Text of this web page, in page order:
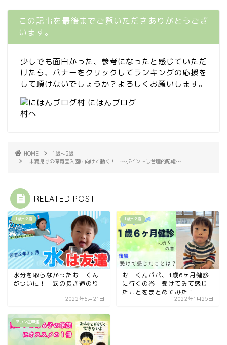
この記事を最後までご覧いただきありがとうござ
います。
少しでも面白かった、参考になったと感じていただ
けたら、バナーをクリックしてランキングの応援を
して頂けないでしょうか？よろしくお願いします。
HOME
1歳〜2歳
未満児での保育園入園に向けて動く！ 〜ポイントは合理的配慮〜
RELATED POST
1歳〜2歳
水分を取らなかったおーくん
がついに！ 涙の長き道のり
2022年6月21日
1歳〜2歳
おーくんパパ、1歳6ヶ月健診
に行くの巻 受けてみて感じ
たことをまとめてみた！
2022年1月25日
ダウン症関連